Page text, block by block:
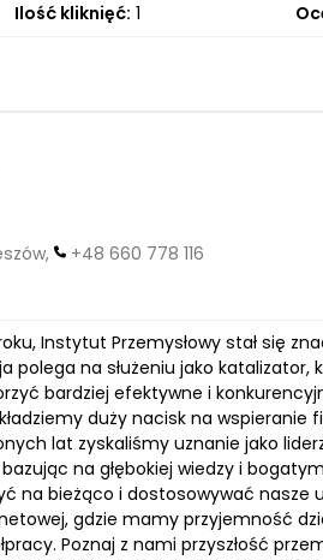
Ilość kliknięć: 1
+48 660 778 116
Instytut Przemysłowy stał się
polega na służeniu jako
bardziej efektywne i
duży nacisk na
lat zyskaliśmy uznanie jako
bazując na głębokiej wiedzy i
na bieżąco i dostosowywać nasze
gdzie mamy przyjemność
Poznaj z nami przyszłość